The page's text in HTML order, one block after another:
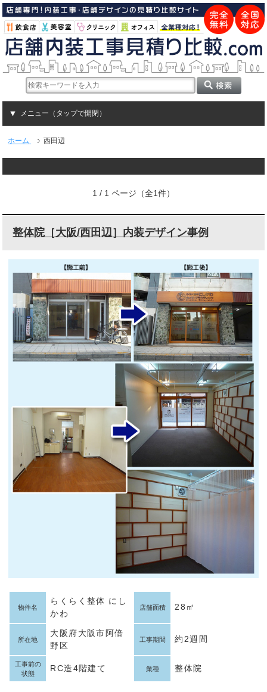
メニュー（タップで開閉）
ホーム 西田辺
1 / 1 ページ（全1件）
整体院［大阪/西田辺］内装デザイン事例
物件名
らくらく整体 にし
かわ
店舗面積 28㎡
所在地
大阪府大阪市阿倍
野区
工事期間 約2週間
工事前の
状態
RC造4階建て 業種 整体院